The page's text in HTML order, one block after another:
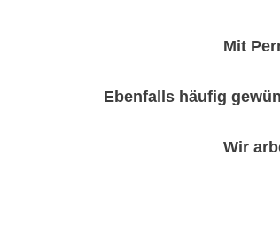
Mit
Ebenfalls häufig
Wir